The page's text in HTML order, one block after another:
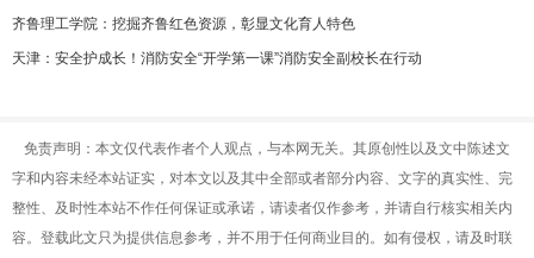
齐鲁理工学院：挖掘齐鲁红色资源，彰显文化育人特色
天津：安全护成长！消防安全“开学第一课”消防安全副校长在行动
免责声明：本文仅代表作者个人观点，与本网无关。其原创性以及文中陈述文
字和内容未经本站证实，对本文以及其中全部或者部分内容、文字的真实性、完
整性、及时性本站不作任何保证或承诺，请读者仅作参考，并请自行核实相关内
容。登载此文只为提供信息参考，并不用于任何商业目的。如有侵权，请及时联